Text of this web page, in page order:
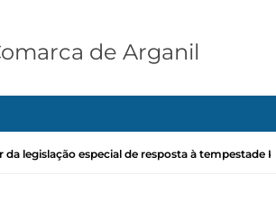
da legislação especial de resposta à tempestade